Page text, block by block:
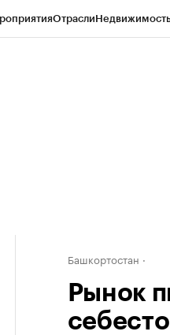
Отрасли
Башкортостан
Рынок